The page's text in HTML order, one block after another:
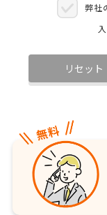
弊社
リセット